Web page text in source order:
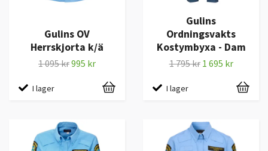
Gulins OV
Herrskjorta k/ä
1 095 kr995 kr
I lager
Gulins
Ordningsvakts
Kostymbyxa - Dam
1 795 kr 1 695 kr
I lager